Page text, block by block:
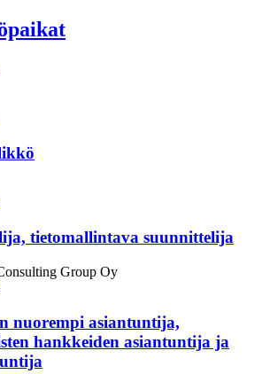
tietomallintava suunnittelija
Group Oy
nuorempi asiantuntija,
hankkeiden asiantuntija ja